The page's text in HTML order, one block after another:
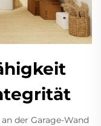
der Garage-Wand